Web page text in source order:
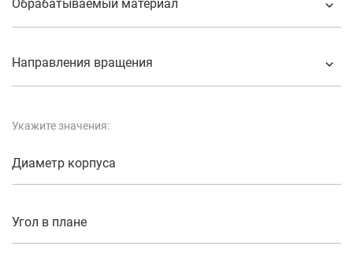
Обрабатываемый материал
Направления вращения
Укажите значения:
Диаметр корпуса
Угол в плане